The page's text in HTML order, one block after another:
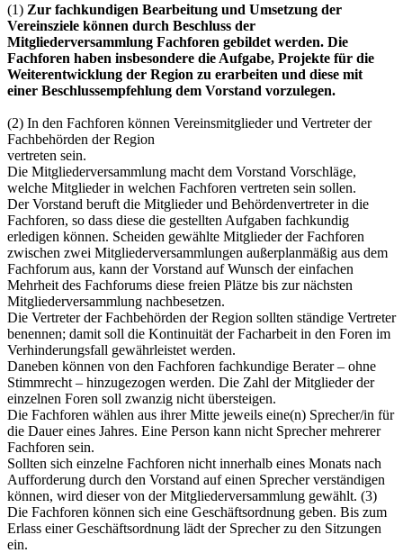
(1) Zur fachkundigen Bearbeitung und Umsetzung der
Vereinsziele können durch Beschluss der
Mitgliederversammlung Fachforen gebildet werden. Die
Fachforen haben insbesondere die Aufgabe, Projekte für die
Weiterentwicklung der Region zu erarbeiten und diese mit
einer Beschlussempfehlung dem Vorstand vorzulegen.
(2) In den Fachforen können Vereinsmitglieder und Vertreter der
Fachbehörden der Region
vertreten sein.
Die Mitgliederversammlung macht dem Vorstand Vorschläge,
welche Mitglieder in welchen Fachforen vertreten sein sollen.
Der Vorstand beruft die Mitglieder und Behördenvertreter in die
Fachforen, so dass diese die gestellten Aufgaben fachkundig
erledigen können. Scheiden gewählte Mitglieder der Fachforen
zwischen zwei Mitgliederversammlungen außerplanmäßig aus dem
Fachforum aus, kann der Vorstand auf Wunsch der einfachen
Mehrheit des Fachforums diese freien Plätze bis zur nächsten
Mitgliederversammlung nachbesetzen.
Die Vertreter der Fachbehörden der Region sollten ständige Vertreter
benennen; damit soll die Kontinuität der Facharbeit in den Foren im
Verhinderungsfall gewährleistet werden.
Daneben können von den Fachforen fachkundige Berater – ohne
Stimmrecht – hinzugezogen werden. Die Zahl der Mitglieder der
einzelnen Foren soll zwanzig nicht übersteigen.
Die Fachforen wählen aus ihrer Mitte jeweils eine(n) Sprecher/in für
die Dauer eines Jahres. Eine Person kann nicht Sprecher mehrerer
Fachforen sein.
Sollten sich einzelne Fachforen nicht innerhalb eines Monats nach
Aufforderung durch den Vorstand auf einen Sprecher verständigen
können, wird dieser von der Mitgliederversammlung gewählt. (3)
Die Fachforen können sich eine Geschäftsordnung geben. Bis zum
Erlass einer Geschäftsordnung lädt der Sprecher zu den Sitzungen
ein.